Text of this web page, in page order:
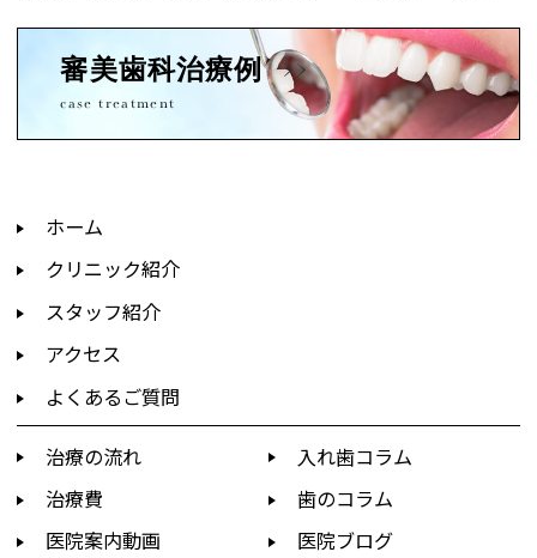
審美歯科治療例
case treatment
ホーム
クリニック紹介
スタッフ紹介
アクセス
よくあるご質問
治療の流れ
治療費
医院案内動画
入れ歯コラム
歯のコラム
医院ブログ